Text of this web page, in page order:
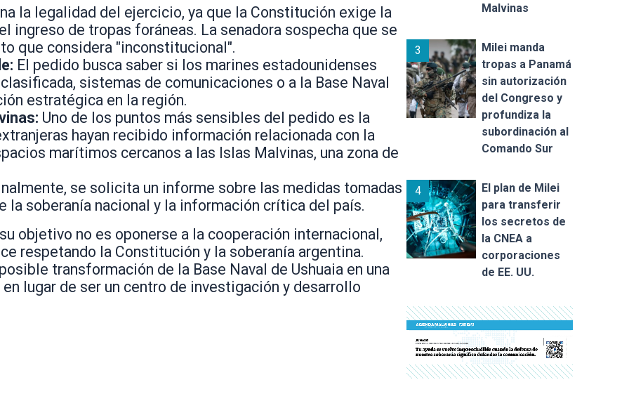
la legalidad del ejercicio, ya que la Constitución exige la
ingreso de tropas foráneas. La senadora sospecha que se
que considera "inconstitucional".
El pedido busca saber si los marines estadounidenses
sistemas de comunicaciones o a la Base Naval
estratégica en la región.
Uno de los puntos más sensibles del pedido es la
hayan recibido información relacionada con la
marítimos cercanos a las Islas Malvinas, una zona de
se solicita un informe sobre las medidas tomadas
la soberanía nacional y la información crítica del país.
objetivo no es oponerse a la cooperación internacional,
respetando la Constitución y la soberanía argentina.
transformación de la Base Naval de Ushuaia en una
lugar de ser un centro de investigación y desarrollo
Malvinas
3
Milei manda
tropas a Panamá
sin autorización
del Congreso y
profundiza la
subordinación al
Comando Sur
4
El plan de Milei
para transferir
los secretos de
la CNEA a
corporaciones
de EE. UU.